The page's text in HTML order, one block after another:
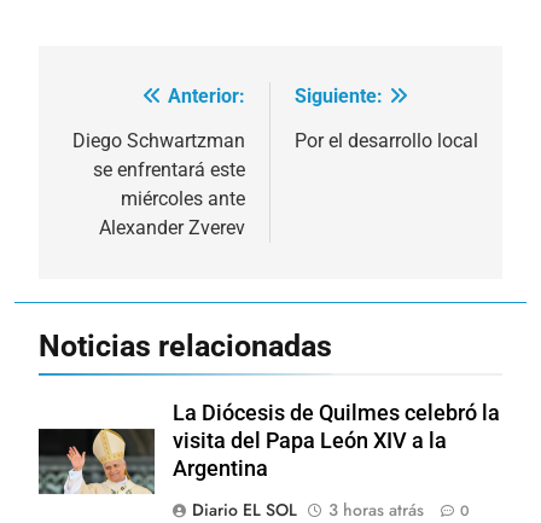
Navegación
de
entradas
Anterior:
Diego Schwartzman
se enfrentará este
miércoles ante
Alexander Zverev
Siguiente:
Por el desarrollo local
Noticias relacionadas
La Diócesis de Quilmes celebró la
visita del Papa León XIV a la
Argentina
Diario EL SOL
3 horas atrás 0